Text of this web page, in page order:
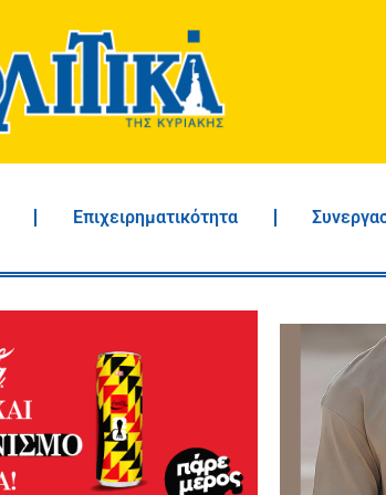
Επιχειρηματικότητα